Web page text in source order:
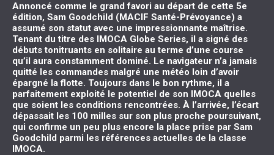
Annoncé comme le grand favori au départ de cette 5e
édition, Sam Goodchild (MACIF Santé-Prévoyance) a
assumé son statut avec une impressionnante maîtrise.
Tenant du titre des IMOCA Globe Series, il a signé des
débuts tonitruants en solitaire au terme d’une course
qu’il aura constamment dominé. Le navigateur n’a jamais
quitté les commandes malgré une météo loin d’avoir
épargné la flotte. Toujours dans le bon rythme, il a
parfaitement exploité le potentiel de son IMOCA quelles
que soient les conditions rencontrées. À l’arrivée, l’écart
dépassait les 100 milles sur son plus proche poursuivant,
qui confirme un peu plus encore la place prise par Sam
Goodchild parmi les références actuelles de la classe
IMOCA.